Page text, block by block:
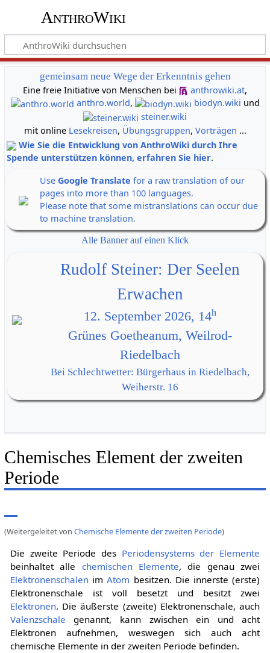
AnthroWiki
gemeinsam neue Wege der Erkenntnis gehen
Eine freie Initiative von Menschen bei
anthrowiki.at,
anthro.world, biodyn.wiki und
steiner.wiki
mit online Lesekreisen, Übungsgruppen, Vorträgen ...
Wie Sie die Entwicklung von AnthroWiki durch Ihre
Spende unterstützen können, erfahren Sie hier.
Use Google Translate for a raw translation of our
pages into more than 100 languages.
Please note that some mistranslations can occur due
to machine translation.
Alle Banner auf einen Klick
Rudolf Steiner: Der Seelen
Erwachen
12. September 2026, 14h
Grünes Goetheanum, Weilrod-
Riedelbach
Bei Schlechtwetter: Bürgerhaus in Riedelbach,
Weiherstr. 16
Chemisches Element der zweiten
Periode
(Weitergeleitet von Chemische Elemente der zweiten Periode)
Die zweite Periode des Periodensystems der Elemente
beinhaltet alle chemischen Elemente, die genau zwei
ElektronenschalenimAtom besitzen. Die innerste (erste)
Elektronenschale ist voll besetzt und besitzt zwei
Elektronen. Die äußerste (zweite) Elektronenschale, auch
Valenzschale genannt, kann zwischen ein und acht
Elektronen aufnehmen, weswegen sich auch acht
chemische Elemente in der zweiten Periode befinden.